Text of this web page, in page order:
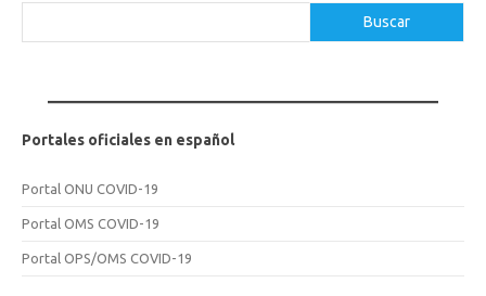
Buscar
Portales oficiales en español
Portal ONU COVID-19
Portal OMS COVID-19
Portal OPS/OMS COVID-19